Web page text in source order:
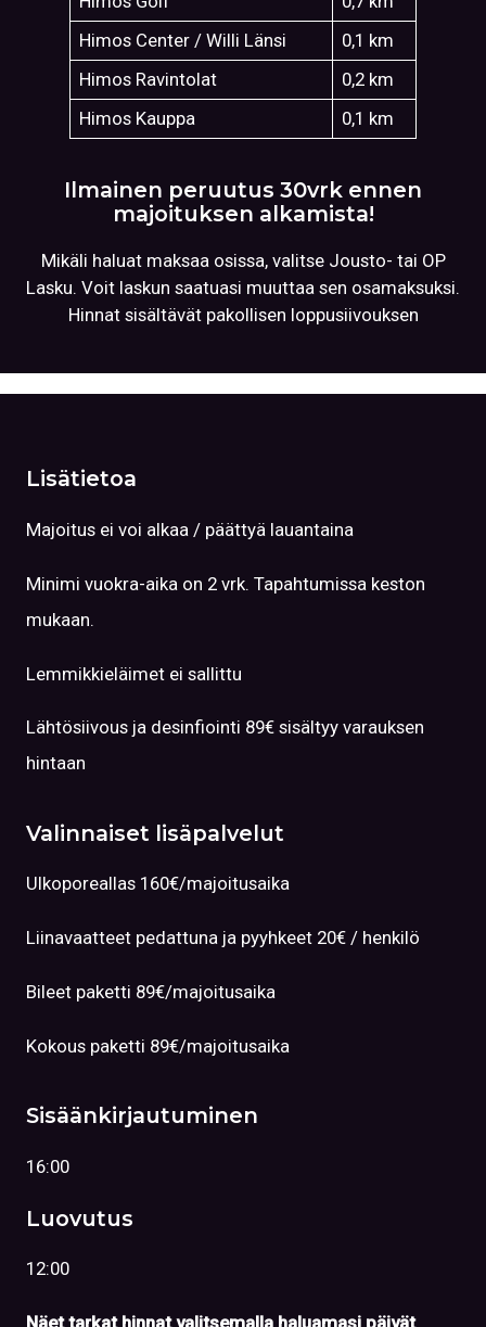
Himos Center / Willi Länsi
0,1 km
Himos Ravintolat
0,2 km
Himos Kauppa
0,1 km
Ilmainen peruutus 30vrk ennen
majoituksen alkamista!
Mikäli haluat maksaa osissa, valitse Jousto- tai OP
Lasku. Voit laskun saatuasi muuttaa sen osamaksuksi.
Hinnat sisältävät pakollisen loppusiivouksen
Lisätietoa
Majoitus ei voi alkaa / päättyä lauantaina
Minimi vuokra-aika on 2 vrk. Tapahtumissa keston
mukaan.
Lemmikkieläimet ei sallittu
Lähtösiivous ja desinfiointi 89€ sisältyy varauksen
hintaan
Valinnaiset lisäpalvelut
Ulkoporeallas 160€/majoitusaika
Liinavaatteet pedattuna ja pyyhkeet 20€ / henkilö
Bileet paketti 89€/majoitusaika
Kokous paketti 89€/majoitusaika
Sisäänkirjautuminen
16:00
Luovutus
12:00
Näet tarkat hinnat valitsemalla haluamasi päivät